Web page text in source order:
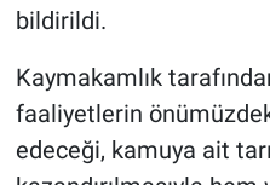
bildirildi.
Kaymakamlık
faaliyetlerin
edeceği, kamuya ait